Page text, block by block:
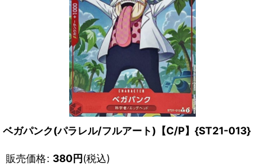
ベガパンク(パラレル/フルアート)【C/P】{ST21-013}
販売価格: 380円(税込)